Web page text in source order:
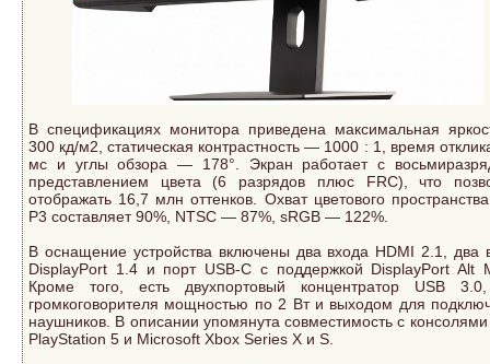
В спецификациях монитора приведена максимальная
300 кд/м2, статическая контрастность — 1000 : 1, время
мс и углы обзора — 178°. Экран работает с
представлением цвета (6 разрядов плюс FRC), что
отображать 16,7 млн оттенков. Охват цветового
P3 составляет 90%, NTSC — 87%, sRGB — 122%.
В оснащение устройства включены два входа HDMI 2.1, два
DisplayPort 1.4 и порт USB-C с поддержкой DisplayPort Alt
Кроме того, есть двухпортовый концентратор USB
громкоговорителя мощностью по 2 Вт и выходом для
наушников. В описании упомянута совместимость с
PlayStation 5 и Microsoft Xbox Series X и S.